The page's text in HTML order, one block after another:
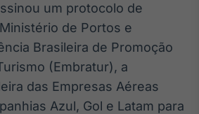
um protocolo de
de Portos e
Brasileira de Promoção
(Embratur), a
das Empresas Aéreas
Azul, Gol e Latam para